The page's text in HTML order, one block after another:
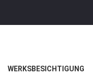
WERKSBESICHTIGUNG